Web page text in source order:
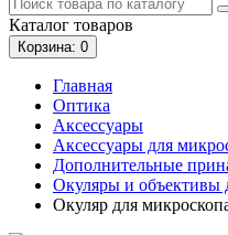
Каталог товаров
Корзина: 0
Главная
Оптика
Аксессуары
Аксессуары для
Дополнительные
Окуляры и объективы
Окуляр для